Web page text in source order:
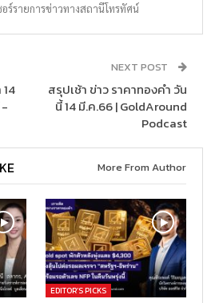
อร์รายการข่าวทางสถานีโทรทัศน์
-
NEXT POST
สรุปเช้า ข่าว ราคาทองคำ วัน
นี้ 14 มี.ค.66 | GoldAround
Podcast
More From Author
EDITOR’S PICKS